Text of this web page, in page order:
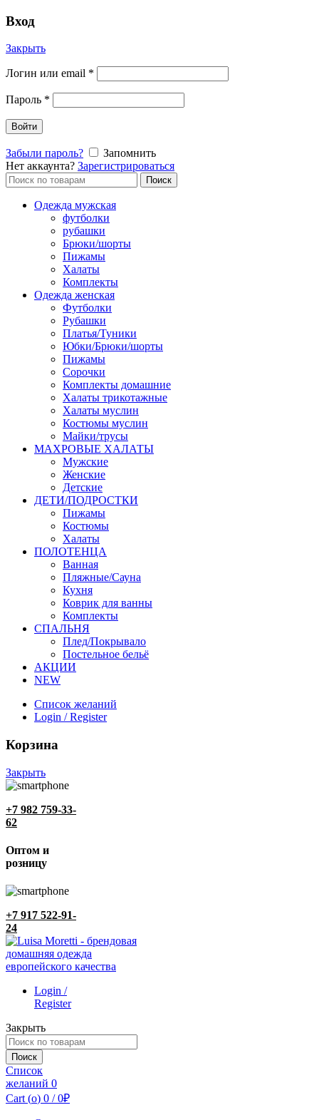
Вход
Закрыть
Логин или email *
Пароль *
Войти
Забыли пароль?
Запомнить
Нет аккаунта? Зарегистрироваться
Поиск
по:
Поиск
Одежда мужская
футболки
рубашки
Брюки/шорты
Пижамы
Халаты
Комплекты
Одежда женская
Футболки
Рубашки
Платья/Туники
Юбки/Брюки/шорты
Пижамы
Сорочки
Комплекты домашние
Халаты трикотажные
Халаты муслин
Костюмы муслин
Майки/трусы
МАХРОВЫЕ ХАЛАТЫ
Мужские
Женские
Детские
ДЕТИ/ПОДРОСТКИ
Пижамы
Костюмы
Халаты
ПОЛОТЕНЦА
Ванная
Пляжные/Сауна
Кухня
Коврик для ванны
Комплекты
СПАЛЬНЯ
Плед/Покрывало
Постельное бельё
АКЦИИ
NEW
Список желаний
Login / Register
Корзина
Закрыть
+7 982 759-33-
62
Оптом и
розницу
+7 917 522-91-
24
Login /
Register
Закрыть
Поиск
по:Поиск
Список
желаний 0
Cart (o) 0 / 0₽